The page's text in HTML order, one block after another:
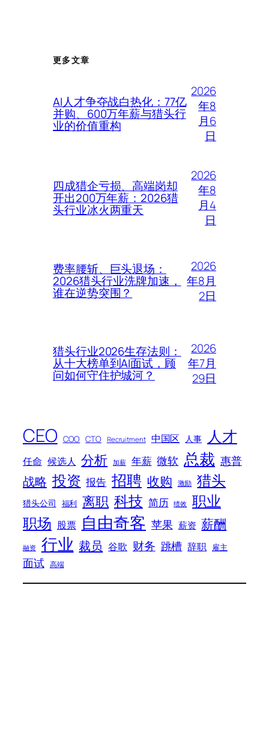
更多文章
AI人才争夺战白热化：77亿
并购、600万年薪与猎头行
业的价值重构
2026
年8
月6
日
四成猎企亏损、高端岗却
开出200万年薪：2026猎
头行业冰火两重天
2026
年8
月4
日
费率腰斩、巨头退场：
2026猎头行业洗牌加速，
谁在逆势突围？
2026
年8月
2日
猎头行业2026生存法则：
从十大榜单到AI面试，顾
问如何守住护城河？
2026
年7月
29日
CEO COO CTO Recruitment 中国区 人事 人才
任命 候选人 分析 加薪 年薪 微软 总裁 惠普
战略 投资 报告 招聘 收购 激励 猎头
猎头公司 福利 离职 科技 简历 绩效 职业
职场 股票 自由奇客 苹果 薪资 薪酬
融资 行业 裁员 谷歌 财务 跳槽 辞职 雇主
面试 高端